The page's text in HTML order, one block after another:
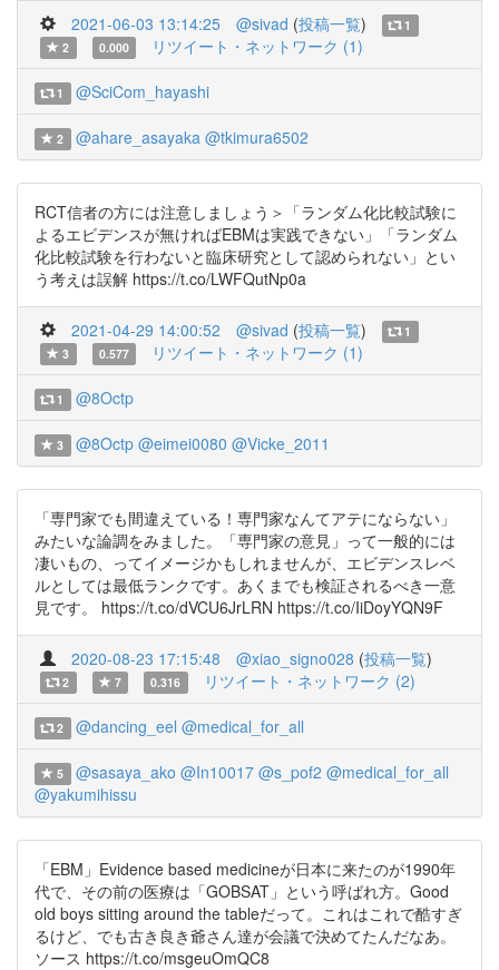
2021-06-03 13:14:25 @sivad (投稿一覧)
1
2
0.000 リツイート・ネットワーク (1)
1 @SciCom_hayashi
2 @ahare_asayaka @tkimura6502
RCT信者の方には注意しましょう＞「ランダム化比較試験に
よるエビデンスが無ければEBMは実践できない」「ランダム
化比較試験を行わないと臨床研究として認められない」とい
う考えは誤解 https://t.co/LWFQutNp0a
2021-04-29 14:00:52 @sivad (投稿一覧)
1
3
0.577 リツイート・ネットワーク (1)
1 @8Octp
3 @8Octp @eimei0080 @Vicke_2011
「専門家でも間違えている！専門家なんてアテにならない」
みたいな論調をみました。「専門家の意見」って一般的には
凄いもの、ってイメージかもしれませんが、エビデンスレベ
ルとしては最低ランクです。あくまでも検証されるべき一意
見です。 https://t.co/dVCU6JrLRN https://t.co/IiDoyYQN9F
2020-08-23 17:15:48 @xiao_signo028 (投稿一覧)
2 7 0.316 リツイート・ネットワーク (2)
2 @dancing_eel @medical_for_all
5 @sasaya_ako @In10017 @s_pof2 @medical_for_all
@yakumihissu
「EBM」Evidence based medicineが日本に来たのが1990年
代で、その前の医療は「GOBSAT」という呼ばれ方。Good
old boys sitting around the tableだって。これはこれで酷すぎ
るけど、でも古き良き爺さん達が会議で決めてたんだなあ。
ソース https://t.co/msgeuOmQC8